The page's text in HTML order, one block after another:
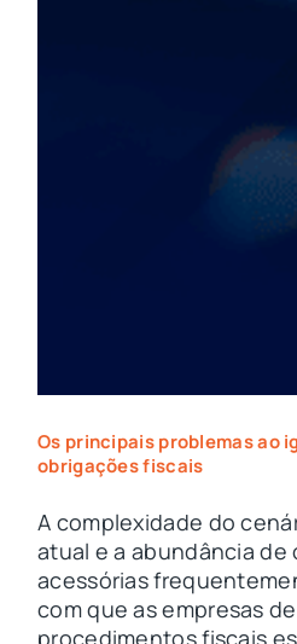
Os principais problemas ao
obrigações fiscais
A complexidade do
atual e a abundância de
acessórias
com que as empresas
procedimentos fiscais